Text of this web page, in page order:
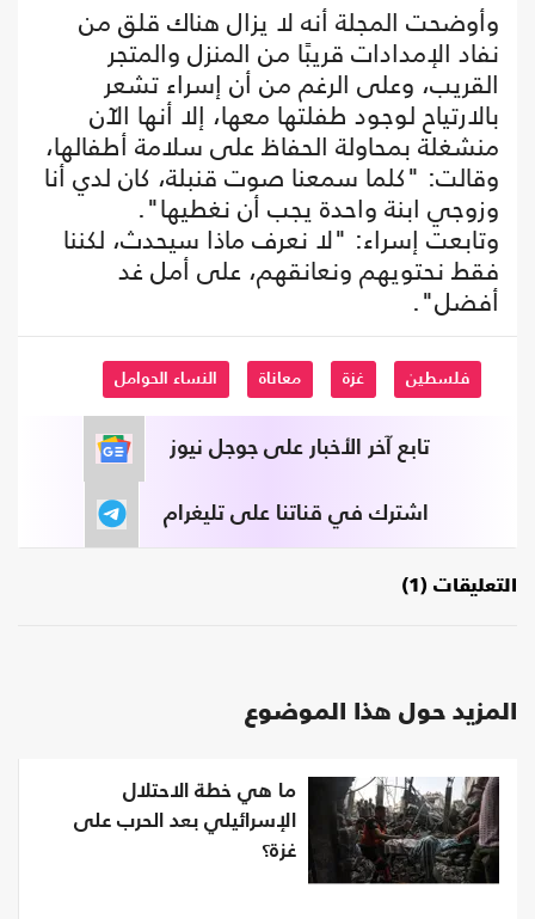
وأوضحت المجلة أنه لا يزال هناك قلق من
نفاد الإمدادات قريبًا من المنزل والمتجر
القريب، وعلى الرغم من أن إسراء تشعر
بالارتياح لوجود طفلتها معها، إلا أنها الآن
منشغلة بمحاولة الحفاظ على سلامة أطفالها،
وقالت: "كلما سمعنا صوت قنبلة، كان لدي أنا
وزوجي ابنة واحدة يجب أن نغطيها".
وتابعت إسراء: "لا نعرف ماذا سيحدث، لكننا
فقط نحتويهم ونعانقهم، على أمل غد
أفضل".
فلسطين غزة معاناة النساء الحوامل
تابع آخر الأخبار على جوجل نيوز
اشترك في قناتنا على تليغرام
التعليقات (1)
المزيد حول هذا الموضوع
ما هي خطة الاحتلال
الإسرائيلي بعد الحرب على
غزة؟